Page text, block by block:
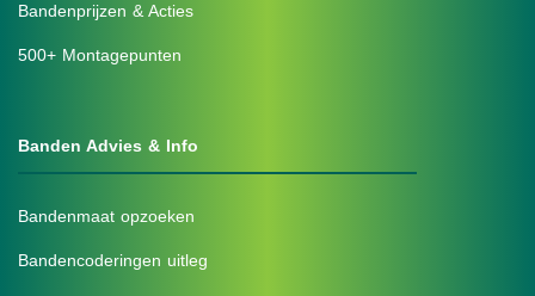
Bandenprijzen & Acties
500+ Montagepunten
Banden Advies & Info
Bandenmaat opzoeken
Bandencoderingen uitleg